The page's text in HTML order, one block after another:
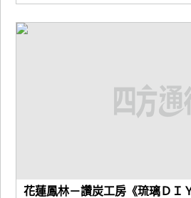
花蓮鳳林－讚炭工房《琉璃ＤＩ